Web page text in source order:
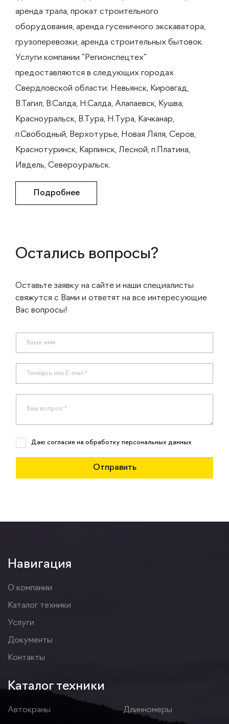
аренда трала, прокат строительного
оборудования, аренда гусеничного экскаватора,
грузоперевозки, аренда строительных бытовок.
Услуги компании "Регионспецтех"
предоставляются в следующих городах
Свердловской области: Невьянск, Кировгад,
В.Тагил, В.Салда, Н.Салда, Алапаевск, Кушва,
Красноуральск, В.Тура, Н.Тура, Качканар,
п.Свободный, Верхотурье, Новая Ляля, Серов,
Краснотуринск, Карпинск, Лесной, п.Платина,
Ивдель, Североуральск.
Подробнее
Остались вопросы?
Оставьте заявку на сайте и наши специалисты
свяжутся с Вами и ответят на все интересующие
Вас вопросы!
Даю согласие на обработку персональных данных
Навигация
О компании
Каталог техники
Услуги
Документы
Контакты
Каталог техники
Автокраны Длинномеры